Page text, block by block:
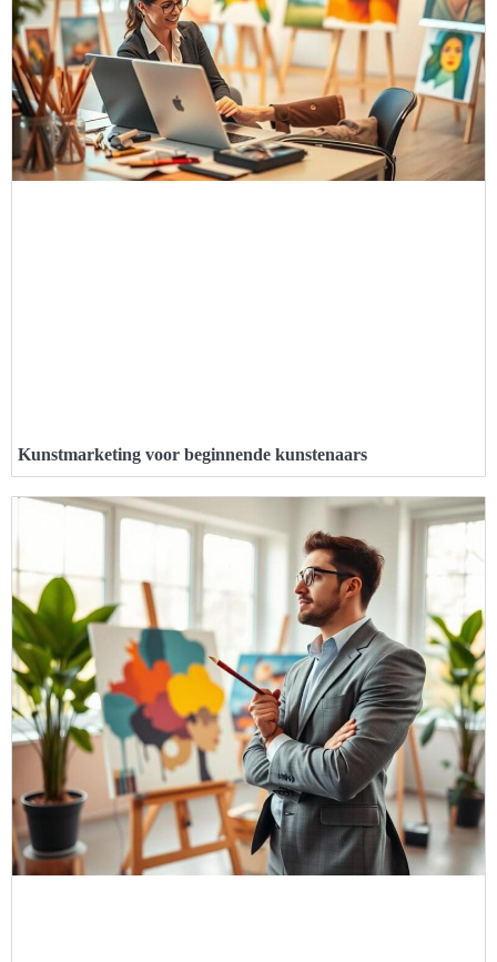
Kunstmarketing voor beginnende kunstenaars